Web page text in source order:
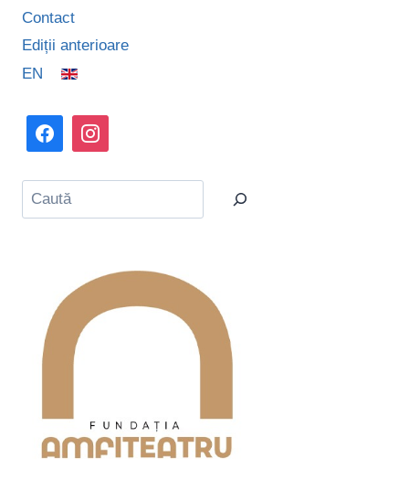
Contact
Ediții anterioare
EN
Caută